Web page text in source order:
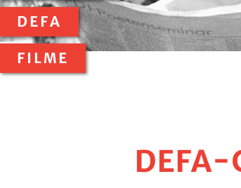
DEFA
FILME